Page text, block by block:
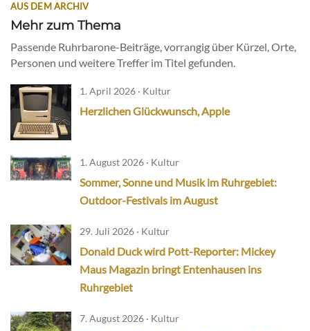
AUS DEM ARCHIV
Mehr zum Thema
Passende Ruhrbarone-Beiträge, vorrangig über Kürzel, Orte,
Personen und weitere Treffer im Titel gefunden.
1. April 2026 · Kultur
Herzlichen Glückwunsch, Apple
1. August 2026 · Kultur
Sommer, Sonne und Musik im Ruhrgebiet:
Outdoor-Festivals im August
29. Juli 2026 · Kultur
Donald Duck wird Pott-Reporter: Mickey
Maus Magazin bringt Entenhausen ins
Ruhrgebiet
7. August 2026 · Kultur